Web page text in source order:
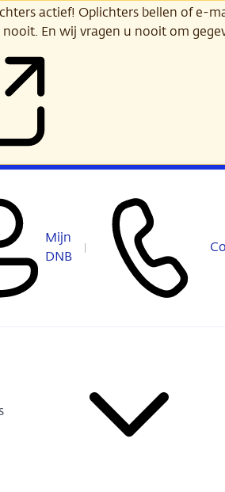
actief! Oplichters bellen of e-
En wij vragen u nooit om
Mijn
DNB